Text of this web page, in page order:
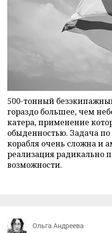
500-тонный
гораздо большее, чем
катера, применение
обыденностью. Задача по
корабля очень сложна и
реализация радикально
возможности.
Ольга Андреева